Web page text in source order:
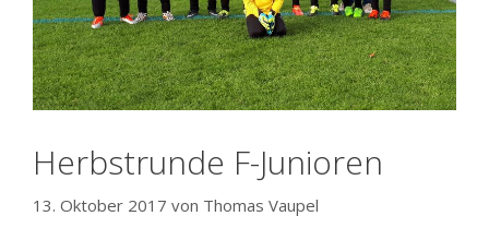
Herbstrunde F-Junioren
13. Oktober 2017 von Thomas Vaupel